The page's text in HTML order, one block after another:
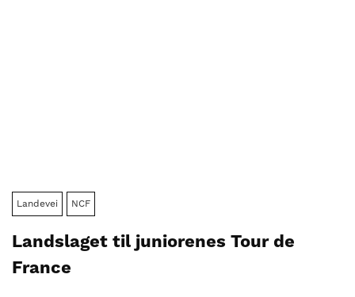
Landevei NCF
Landslaget til juniorenes Tour de
France